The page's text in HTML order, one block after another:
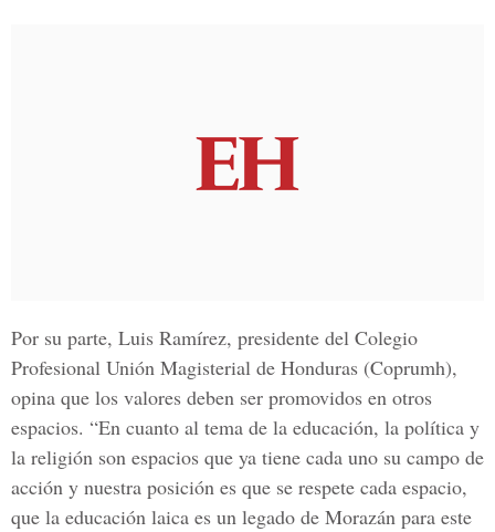
Por su parte, Luis Ramírez, presidente del Colegio
Profesional Unión Magisterial de Honduras (Coprumh),
opina que los valores deben ser promovidos en otros
espacios. “En cuanto al tema de la educación, la política y
la religión son espacios que ya tiene cada uno su campo de
acción y nuestra posición es que se respete cada espacio,
que la educación laica es un legado de Morazán para este